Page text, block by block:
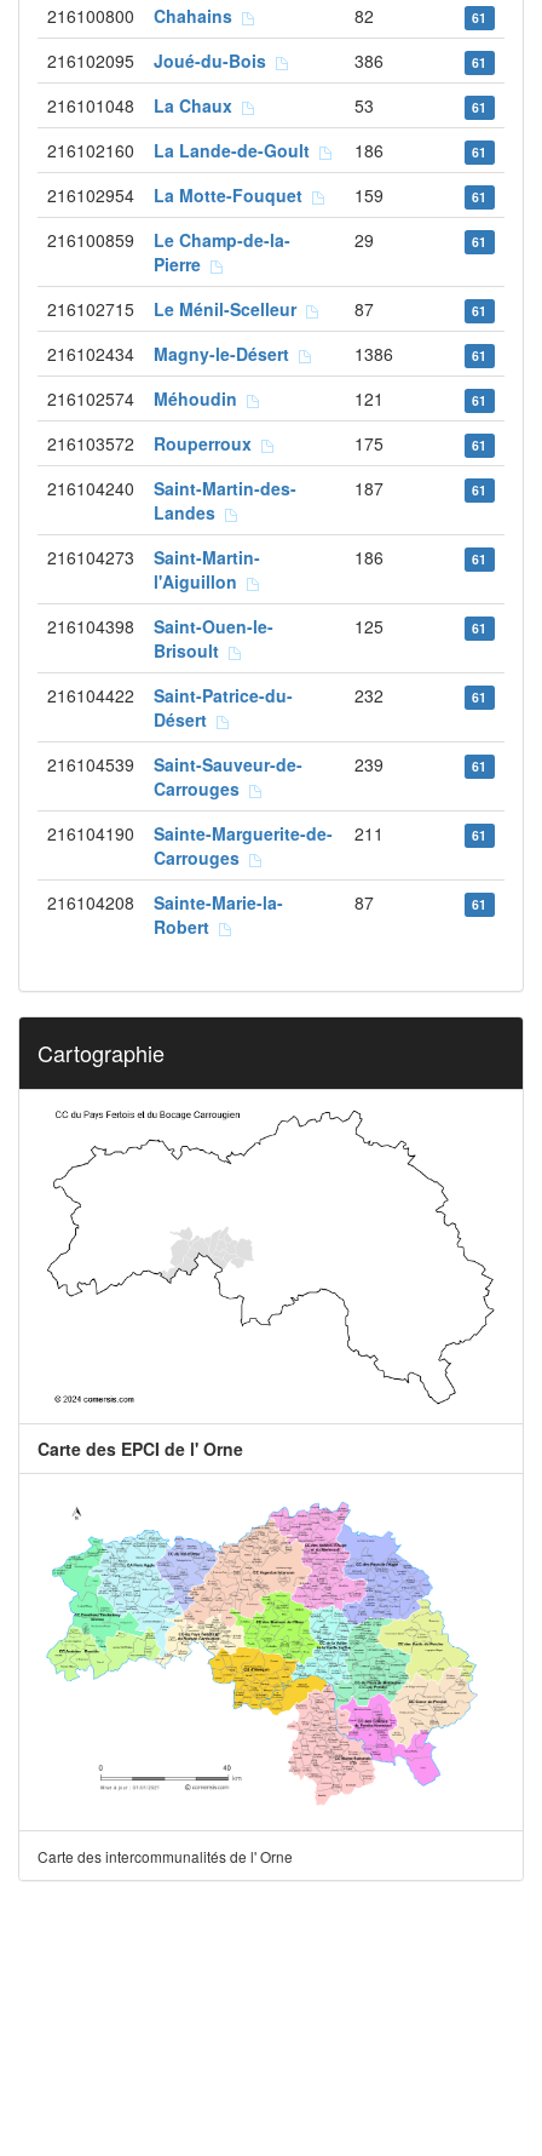
216100800 Chahains 82 61
216102095 Joué-du-Bois 386 61
216101048 La Chaux 53 61
216102160 La Lande-de-Goult 186 61
216102954 La Motte-Fouquet 159 61
216100859
Le Champ-de-la-
Pierre
29 61
216102715 Le Ménil-Scelleur 87 61
216102434 Magny-le-Désert 1386 61
216102574 Méhoudin 121 61
216103572 Rouperroux 175 61
216104240
Saint-Martin-des-
Landes
187 61
216104273
Saint-Martin-
l'Aiguillon
186 61
216104398
Saint-Ouen-le-
Brisoult
125 61
216104422
Saint-Patrice-du-
Désert
232 61
216104539
Saint-Sauveur-de-
Carrouges
239 61
216104190
Sainte-Marguerite-de-
Carrouges
211 61
216104208
Sainte-Marie-la-
Robert
87 61
Cartographie
Carte des EPCI de l' Orne
Carte des intercommunalités de l' Orne